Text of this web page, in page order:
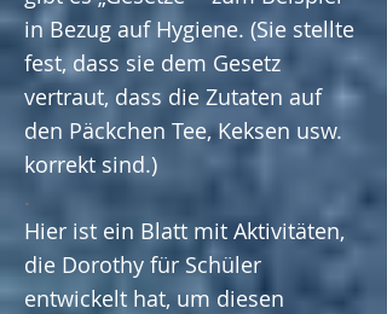
in Bezug auf Hygiene. (Sie stellte
fest, dass sie dem Gesetz
vertraut, dass die Zutaten auf
den Päckchen Tee, Keksen usw.
korrekt sind.)
.
Hier ist ein Blatt mit Aktivitäten,
die Dorothy für Schüler
entwickelt hat, um diesen